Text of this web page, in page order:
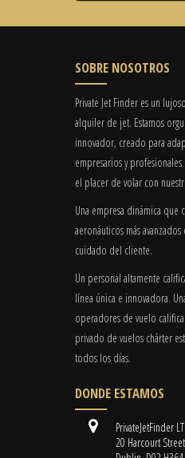
SOBRE NOSOTROS
Private Jet Finder es un
alquiler de jet. Estamos
innovador, creado para
empresarios y
el placer de volar con
Una empresa dinámica que
aeronáuticos más
cuidado del cliente.
Un personal altamente
línea única e innovadora.
operadores de vuelo
privado de vuelos chárter
todos los días.
DONDE ESTAMOS
PrivateJetFinder
20 Harcourt Street